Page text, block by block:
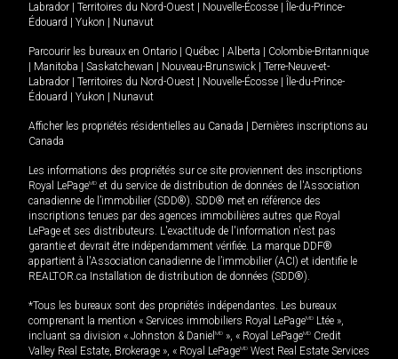
Labrador
Territoires du Nord-Ouest Nouvelle-Écosse
Île-du-Prince-
Édouard
Yukon Nunavut
Parcourir les bureaux en Ontario Québec Alberta
Colombie-Britannique
Manitoba Saskatchewan Nouveau-Brunswick
Terre-Neuve-et-
Labrador
Territoires du Nord-Ouest Nouvelle-Écosse
Île-du-Prince-
Édouard
Yukon Nunavut
Afficher les propriétés résidentielles au Canada
Dernières inscriptions au
Canada
Les informations des propriétés sur ce site proviennent des inscriptions
Royal LePageMD et du service de distribution de données de l'Association
canadienne de l’immobilier (SDD®). SDD® met en référence des
inscriptions tenues par des agences immobilières autres que Royal
LePage et ses distributeurs. L'exactitude de l'information n'est pas
garantie et devrait être indépendamment vérifiée. La marque DDF®
appartient à l'Association canadienne de l’immobilier (ACI) et identifie le
REALTOR.ca Installation de distribution de données (SDD®).
*Tous les bureaux sont des propriétés indépendantes. Les bureaux
comprenant la mention « Services immobiliers Royal LePageMD Ltée »,
incluant sa division « Johnston & Daniel MD », « Royal LePageMD Credit
Valley Real Estate, Brokerage », « Royal LePageMD West Real Estate Services